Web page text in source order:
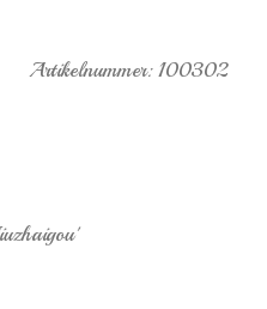
Artikelnummer: 100302